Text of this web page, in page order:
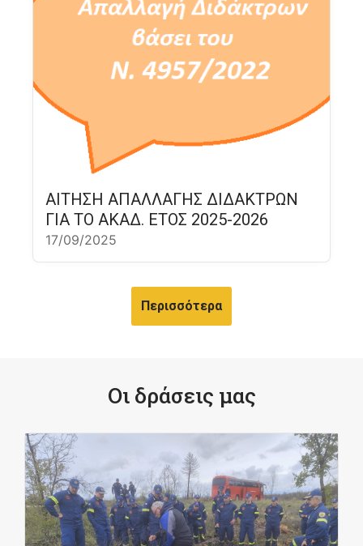
ΑΙΤΗΣΗ ΑΠΑΛΛΑΓΗΣ ΔΙΔΑΚΤΡΩΝ
ΓΙΑ ΤΟ ΑΚΑΔ. ΕΤΟΣ 2025-2026
17/09/2025
Περισσότερα
Οι δράσεις μας